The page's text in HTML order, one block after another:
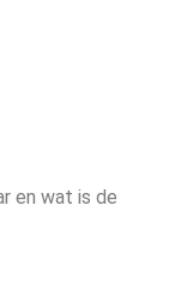
en wat is de